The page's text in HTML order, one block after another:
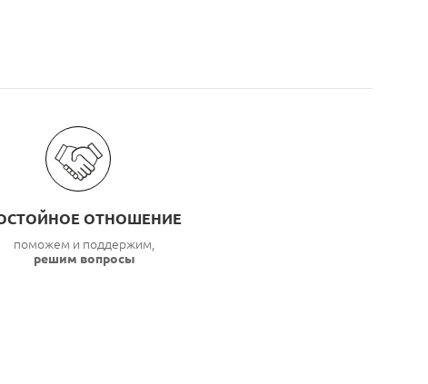
ОТНОШЕНИЕ
поможем и поддержим,
решим вопросы